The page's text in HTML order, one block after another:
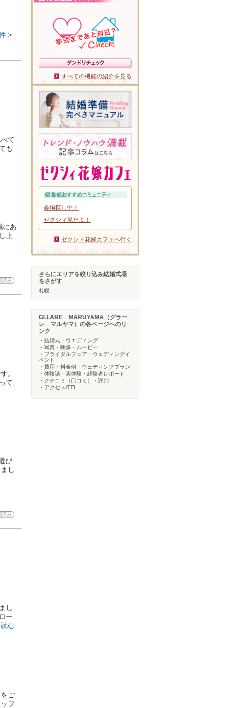
>
て
も
にあ
上
済み
。
て
び
し
済み
し
ー
む
ご
フ
すべての機能の紹介を見る
会場探し中！
ゼクシィ見たよ！
ゼクシィ花嫁カフェへ行く
さらにエリアを絞り込み結婚式場
をさがす
札幌
GLLARE MARUYAMA（グラー
レ マルヤマ）の各ページへのリ
ンク
・結婚式・ウエディング
・写真・映像・ムービー
・ブライダルフェア・ウェディングイ
ベント
・費用・料金例・ウェディングプラン
・体験談・実体験・経験者レポート
・クチコミ（口コミ）・評判
・アクセス/TEL